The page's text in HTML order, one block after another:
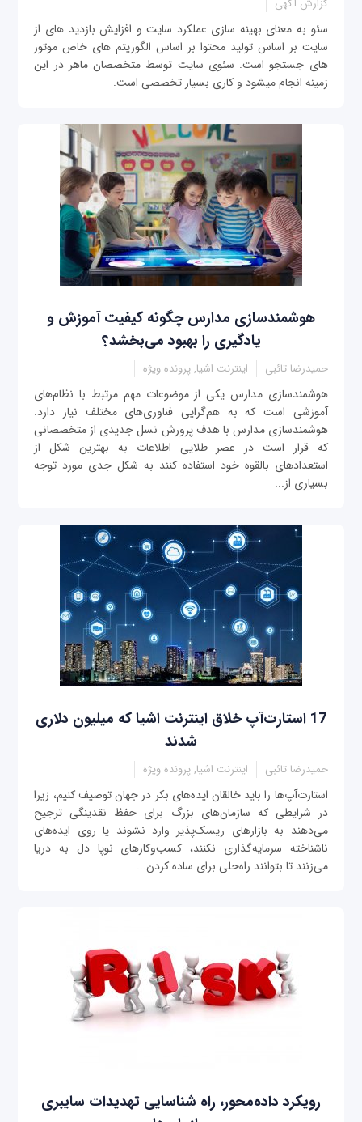
سئو به معنای بهینه سازی عملکرد سایت و افزایش بازدید های از
سایت بر اساس تولید محتوا بر اساس الگوریتم های خاص موتور
های جستجو است. سئوی سایت توسط متخصصان ماهر در این
زمینه انجام میشود و کاری بسیار تخصصی است.
هوشمندسازی مدارس چگونه کیفیت آموزش و
یادگیری را بهبود می‌بخشد؟
حمیدرضا تائبی اینترنت اشیا, پرونده ویژه
هوشمندسازی مدارس یکی از موضوعات مهم مرتبط با نظام‌های
آموزشی است که به هم‌گرایی فناوری‌های مختلف نیاز دارد.
هوشمندسازی مدارس با هدف پرورش نسل جدیدی از متخصصانی
که قرار است در عصر طلایی اطلاعات به بهترین شکل از
استعدادهای بالقوه خود استفاده کنند به شکل جدی مورد توجه
بسیاری از...
17 استارت‌آپ خلاق اینترنت اشیا که میلیون دلاری
شدند
حمیدرضا تائبی اینترنت اشیا, پرونده ویژه
استارت‌آپ‌ها را باید خالقان ایده‌های بکر در جهان توصیف کنیم، زیرا
در شرایطی که سازمان‌های بزرگ برای حفظ نقدینگی ترجیح
می‌دهند به بازارهای ریسک‌پذیر وارد نشوند یا روی ایده‌های
ناشناخته سرمایه‌گذاری نکنند، کسب‌وکارهای نوپا دل به دریا
می‌زنند تا بتوانند راه‌حلی برای ساده‌ کردن...
رویکرد داده‌محور، راه شناسایی تهدیدات سایبری